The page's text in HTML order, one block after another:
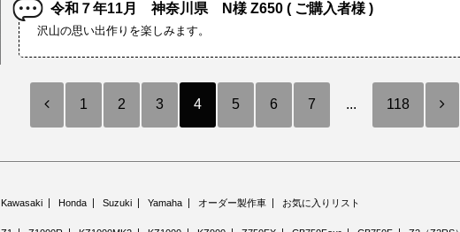
令和７年11月 神奈川県 N様 Z650 ( ご購入者様 )
沢山の思い出作りを楽しみます。
1 2 3 4 5 6 7 ... 118
Kawasaki Honda Suzuki Yamaha オーダー製作車 お気に入りリスト